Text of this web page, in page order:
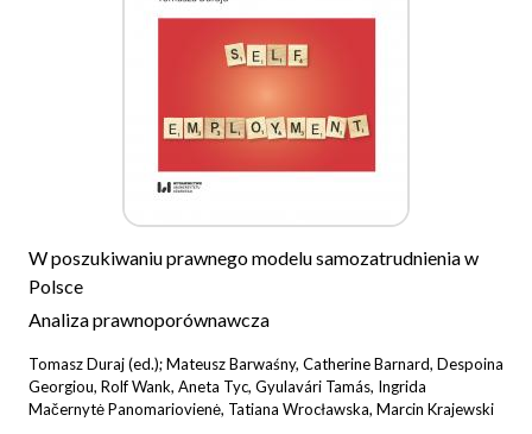
W poszukiwaniu prawnego modelu samozatrudnienia w
Polsce
Analiza prawnoporównawcza
Tomasz Duraj (ed.); Mateusz Barwaśny, Catherine Barnard, Despoina
Georgiou, Rolf Wank, Aneta Tyc, Gyulavári Tamás, Ingrida
Mačernytė Panomariovienė, Tatiana Wrocławska, Marcin Krajewski